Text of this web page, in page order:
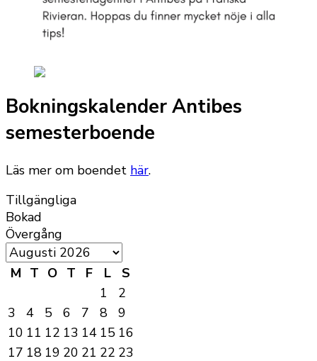
Bokningskalender Antibes
semesterboende
Läs mer om boendet här.
Tillgängliga
Bokad
Övergång
M T O T F L
S
1
2
3
4 5 6 7 8
9
10 11 12 13 14 15 16
17 18 19 20 21 22 23